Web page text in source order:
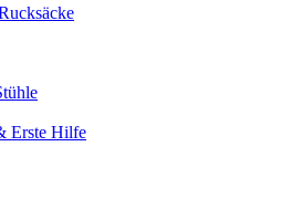
Erste Hilfe